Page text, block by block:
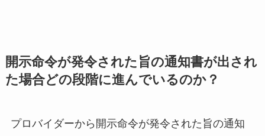
開示命令が発令された旨の通知書が出され
た場合どの段階に進んでいるのか？
プロバイダーから開示命令が発令された旨の通知